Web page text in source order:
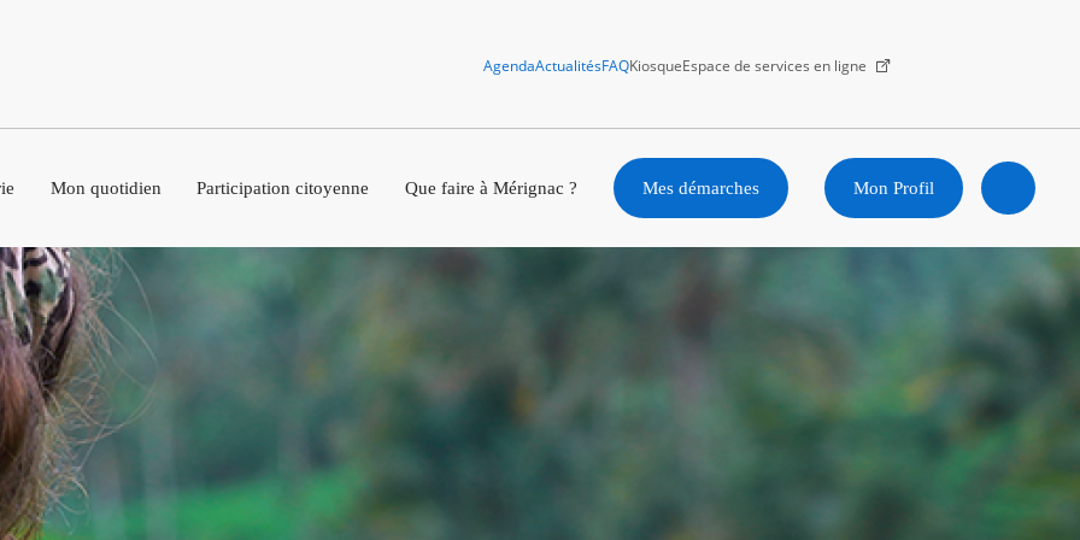
AgendaActualitésFAQKiosqueEspace de services en ligne
Mon quotidien Participation citoyenne Que faire à Mérignac ? Mes démarches Mon Profil